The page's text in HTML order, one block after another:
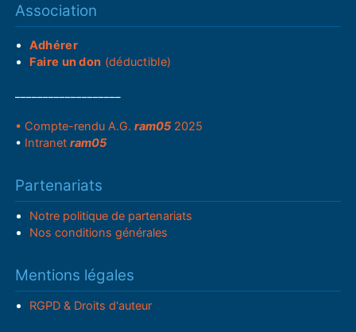
Association
Adhérer
Faire un don (déductible)
• Compte-rendu A.G.ram05 2025
• Intranetram05
Partenariats
Notre politique de partenariats
Nos conditions générales
Mentions légales
RGPD & Droits d'auteur